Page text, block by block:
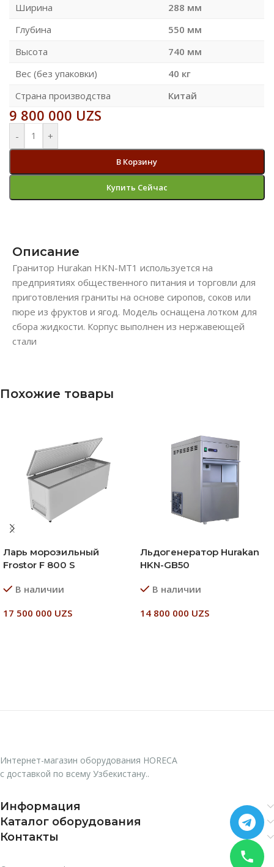
Ширина
288 мм
Глубина
550 мм
Высота
740 мм
Вес (без упаковки)
40 кг
Страна производства
Китай
9 800 000 UZS
- +
В Корзину
Купить Сейчас
Описание
Гранитор Hurakan HKN-MT1 используется на
предприятиях общественного питания и торговли для
приготовления граниты на основе сиропов, соков или
пюре из фруктов и ягод. Модель оснащена лотком для
сбора жидкости. Корпус выполнен из нержавеющей
стали
Похожие товары
Ларь морозильный
Frostor F 800 S
В наличии
17 500 000 UZS
Льдогенератор Hurakan
HKN-GB50
В наличии
14 800 000 UZS
Интернет-магазин оборудования HORECA
с доставкой по всему Узбекистану..
Информация
Каталог оборудования
Контакты